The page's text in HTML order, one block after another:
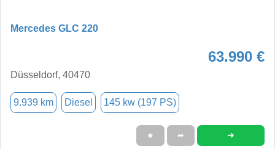
Mercedes GLC 220
63.990 €
Düsseldorf, 40470
9.939 km Diesel 145 kw (197 PS)
★ ➦ ➜